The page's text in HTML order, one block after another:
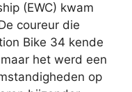
(EWC) kwam
coureur die
Bike 34 kende
het werd een
op